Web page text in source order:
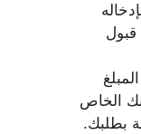
قبول
الخاص
بطلبك.